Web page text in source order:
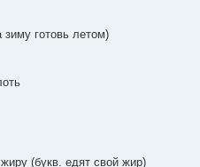
готовь летом)
(букв. едят свой жир)